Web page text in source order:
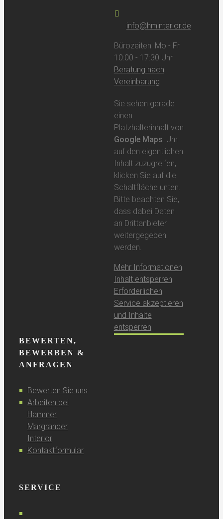
info@hminterior.de
Bürozeiten: Mo - Fr
10:00 - 17:30 Uhr
Beratung nach
Vereinbarung
Sie sehen gerade
einen
Platzhalterinhalt von
Google Maps . Um
auf den eigentlichen
Inhalt zuzugreifen,
klicken Sie auf die
Schaltfläche unten.
Bitte beachten Sie,
dass dabei Daten
an Drittanbieter
weitergegeben
werden.
Mehr Informationen
Inhalt entsperren
Erforderlichen
Service akzeptieren
und Inhalte
entsperren
BEWERTEN,
BEWERBEN &
ANFRAGEN
Bewerten Sie uns
Arbeiten bei
Hammer
Margrander
Interior
Kontaktformular
SERVICE